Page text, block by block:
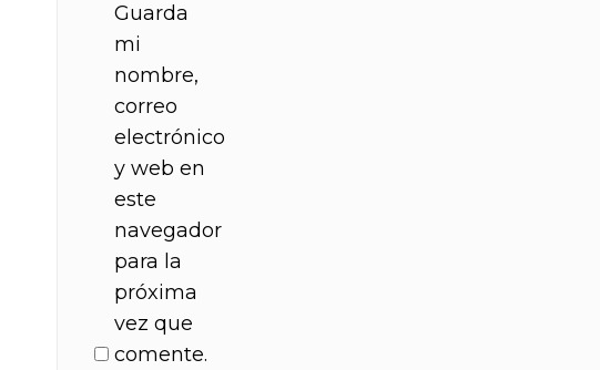
Guarda
mi
nombre,
correo
electrónico
y web en
este
navegador
para la
próxima
vez que
comente.